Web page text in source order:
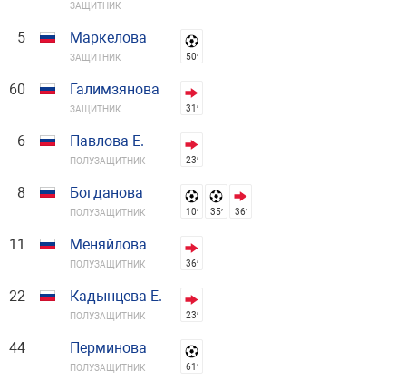
ЗАЩИТНИК
5 Маркелова
ЗАЩИТНИК 50′
60 Галимзянова
ЗАЩИТНИК 31′
6 Павлова Е.
ПОЛУЗАЩИТНИК 23′
8 Богданова
ПОЛУЗАЩИТНИК 10′ 35′ 36′
11 Меняйлова
ПОЛУЗАЩИТНИК 36′
22 Кадынцева Е.
ПОЛУЗАЩИТНИК 23′
44 Перминова
ПОЛУЗАЩИТНИК 61′